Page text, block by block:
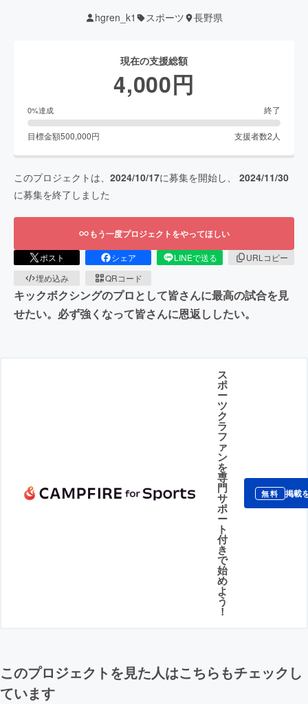
hgren_k1 スポーツ 長野県
現在の支援総額
4,000円
0%達成 終了
目標金額500,000円 支援者数2 人
このプロジェクトは、 2024/10/17に募集を開始し、 2024/11/30
に募集を終了しました
もう一度プロジェクトをやってほしい
ポスト シェア LINEで送る
URLコピー
埋め込み
QRコード
キックボクシングのプロとして皆さんに最高の試合を見
せたい。必ず強くなって皆さんに恩返ししたい。
ス
ポ
ー
ツ
ク
ラ
フ
ァ
ン
を
専
門
サ
ポ
ー
ト
付
き
で
始
め
よ
う
！
無料 掲載
このプロジェクトを見た人はこちらもチェックし
ています